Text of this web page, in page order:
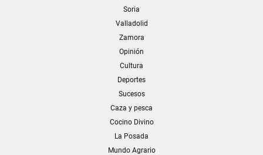
Soria
Valladolid
Zamora
Opinión
Cultura
Deportes
Sucesos
Caza y pesca
Cocino Divino
La Posada
Mundo Agrario